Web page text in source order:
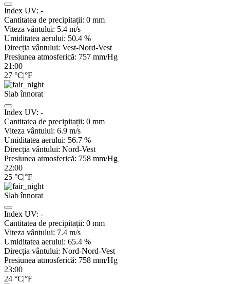
Index UV: -
Cantitatea de precipitații: 0 mm
Viteza vântului: 5.4 m/s
Umiditatea aerului: 50.4 %
Direcția vântului: Vest-Nord-Vest
Presiunea atmosferică: 757 mm/Hg
21:00
27 °C|°F
Slab înnorat
Index UV: -
Cantitatea de precipitații: 0 mm
Viteza vântului: 6.9 m/s
Umiditatea aerului: 56.7 %
Direcția vântului: Nord-Vest
Presiunea atmosferică: 758 mm/Hg
22:00
25 °C|°F
Slab înnorat
Index UV: -
Cantitatea de precipitații: 0 mm
Viteza vântului: 7.4 m/s
Umiditatea aerului: 65.4 %
Direcția vântului: Nord-Nord-Vest
Presiunea atmosferică: 758 mm/Hg
23:00
24 °C|°F